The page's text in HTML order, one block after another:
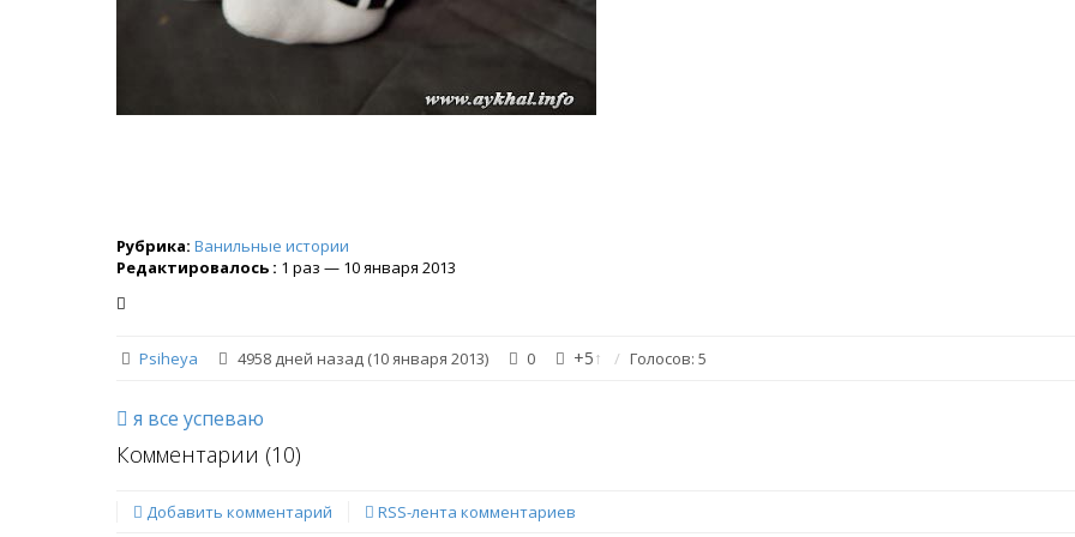
Рубрика: Ванильные истории
Редактировалось : 1 раз — 10 января 2013
Psiheya 4958 дней назад (10 января 2013) 0 +5↑ Голосов: 5
я все успеваю
Комментарии (10)
Добавить комментарий RSS-лента комментариев